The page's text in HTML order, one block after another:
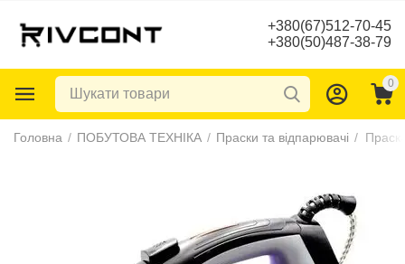
+380(67)512-70-45
+380(50)487-38-79
0
Головна / ПОБУТОВА ТЕХНІКА / Праски та відпарювачі /